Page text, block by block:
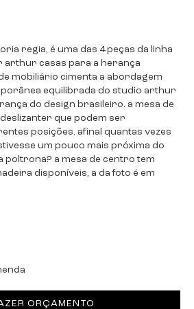
regia, é uma das 4 peças da linha
arthur casas para a herança
mobiliário cimenta a abordagem
equilibrada do studio arthur
do design brasileiro. a mesa de
que podem ser
posições. afinal quantas vezes
um pouco mais próxima do
poltrona? a mesa de centro tem
disponíveis, a da foto é em
ORÇAMENTO